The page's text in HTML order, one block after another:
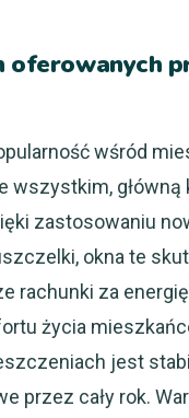
oferowanych
wśród
wszystkim,
zastosowaniu
okna te
rachunki za
życia
jest
przez cały rok.